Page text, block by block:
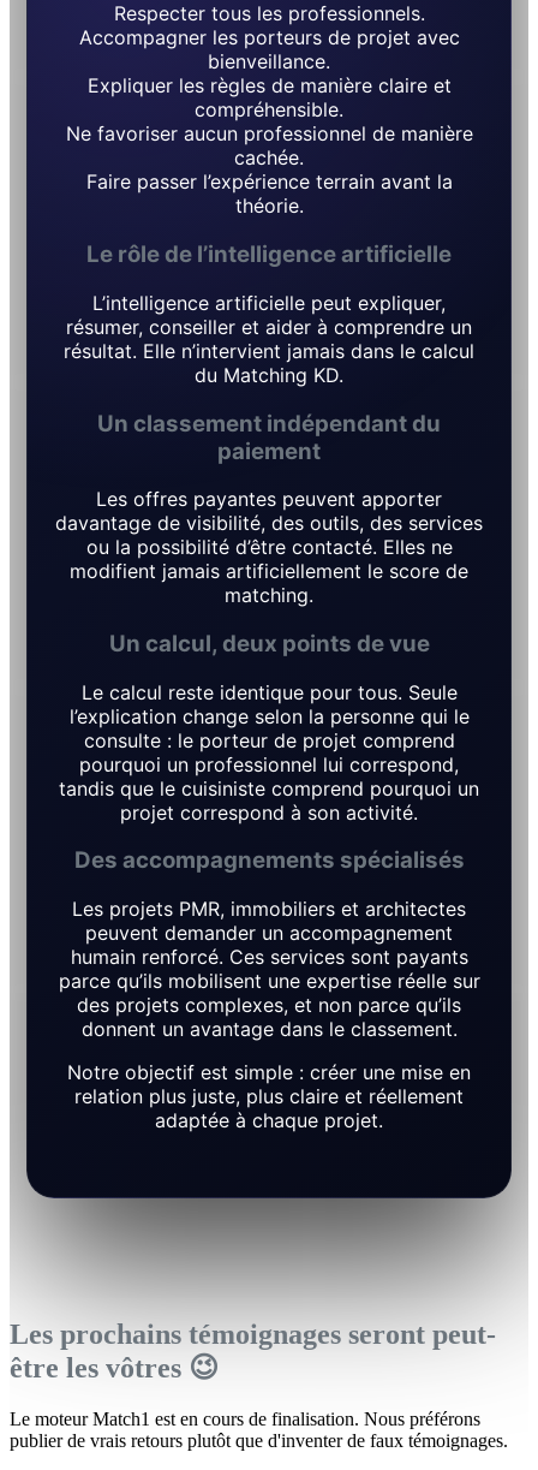
Respecter tous les professionnels.
Accompagner les porteurs de projet avec
bienveillance.
Expliquer les règles de manière claire et
compréhensible.
Ne favoriser aucun professionnel de manière
cachée.
Faire passer l’expérience terrain avant la
théorie.
Le rôle de l’intelligence artificielle
L’intelligence artificielle peut expliquer,
résumer, conseiller et aider à comprendre un
résultat. Elle n’intervient jamais dans le calcul
du Matching KD.
Un classement indépendant du
paiement
Les offres payantes peuvent apporter
davantage de visibilité, des outils, des services
ou la possibilité d’être contacté. Elles ne
modifient jamais artificiellement le score de
matching.
Un calcul, deux points de vue
Le calcul reste identique pour tous. Seule
l’explication change selon la personne qui le
consulte : le porteur de projet comprend
pourquoi un professionnel lui correspond,
tandis que le cuisiniste comprend pourquoi un
projet correspond à son activité.
Des accompagnements spécialisés
Les projets PMR, immobiliers et architectes
peuvent demander un accompagnement
humain renforcé. Ces services sont payants
parce qu’ils mobilisent une expertise réelle sur
des projets complexes, et non parce qu’ils
donnent un avantage dans le classement.
Notre objectif est simple : créer une mise en
relation plus juste, plus claire et réellement
adaptée à chaque projet.
Les prochains témoignages seront peut-
être les vôtres 😉
Le moteur Match1 est en cours de finalisation. Nous préférons
publier de vrais retours plutôt que d'inventer de faux témoignages.